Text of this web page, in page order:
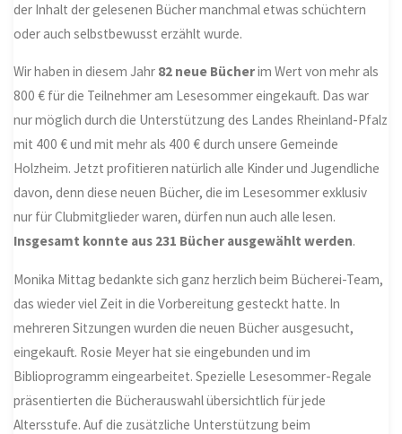
der Inhalt der gelesenen Bücher manchmal etwas schüchtern
oder auch selbstbewusst erzählt wurde.
Wir haben in diesem Jahr 82 neue Bücherim Wert von mehr als
800 € für die Teilnehmer am Lesesommer eingekauft. Das war
nur möglich durch die Unterstützung des Landes Rheinland-Pfalz
mit 400 € und mit mehr als 400 € durch unsere Gemeinde
Holzheim. Jetzt profitieren natürlich alle Kinder und Jugendliche
davon, denn diese neuen Bücher, die im Lesesommer exklusiv
nur für Clubmitglieder waren, dürfen nun auch alle lesen.
Insgesamt konnte aus 231 Bücher ausgewählt werden.
Monika Mittag bedankte sich ganz herzlich beim Bücherei-Team,
das wieder viel Zeit in die Vorbereitung gesteckt hatte. In
mehreren Sitzungen wurden die neuen Bücher ausgesucht,
eingekauft. Rosie Meyer hat sie eingebunden und im
Biblioprogramm eingearbeitet. Spezielle Lesesommer-Regale
präsentierten die Bücherauswahl übersichtlich für jede
Altersstufe. Auf die zusätzliche Unterstützung beim